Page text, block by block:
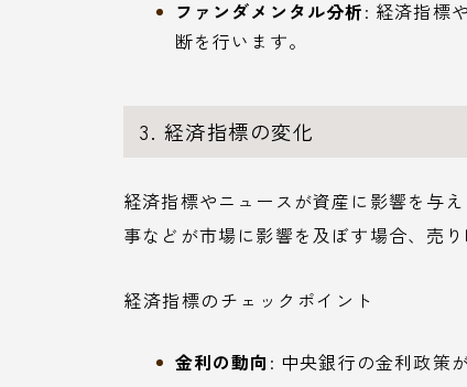
ファンダメンタル分析: 経済指標
断を行います。
3. 経済指標の変化
経済指標やニュースが資産に影響を与
事などが市場に影響を及ぼす場合、売
経済指標のチェックポイント
金利の動向 : 中央銀行の金利政策